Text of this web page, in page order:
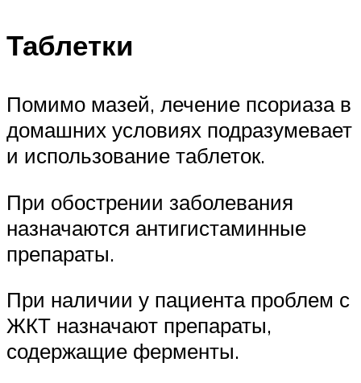
Таблетки
Помимо мазей, лечение псориаза в
домашних условиях подразумевает
и использование таблеток.
При обострении заболевания
назначаются антигистаминные
препараты.
При наличии у пациента проблем с
ЖКТ назначают препараты,
содержащие ферменты.